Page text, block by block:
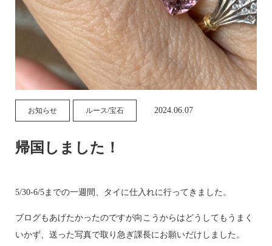
お知らせ ルース/宝石 2024.06.07
帰国しました！
5/30-6/5までの一週間、タイに仕入れに行ってきました。
ブログもあげたかったのですが向こうからはどうしてもうまく
いかず、送った写真で取り急ぎ課長にお願いだけしました。